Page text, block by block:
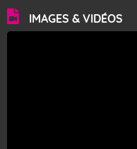
IMAGES & VIDÉOS